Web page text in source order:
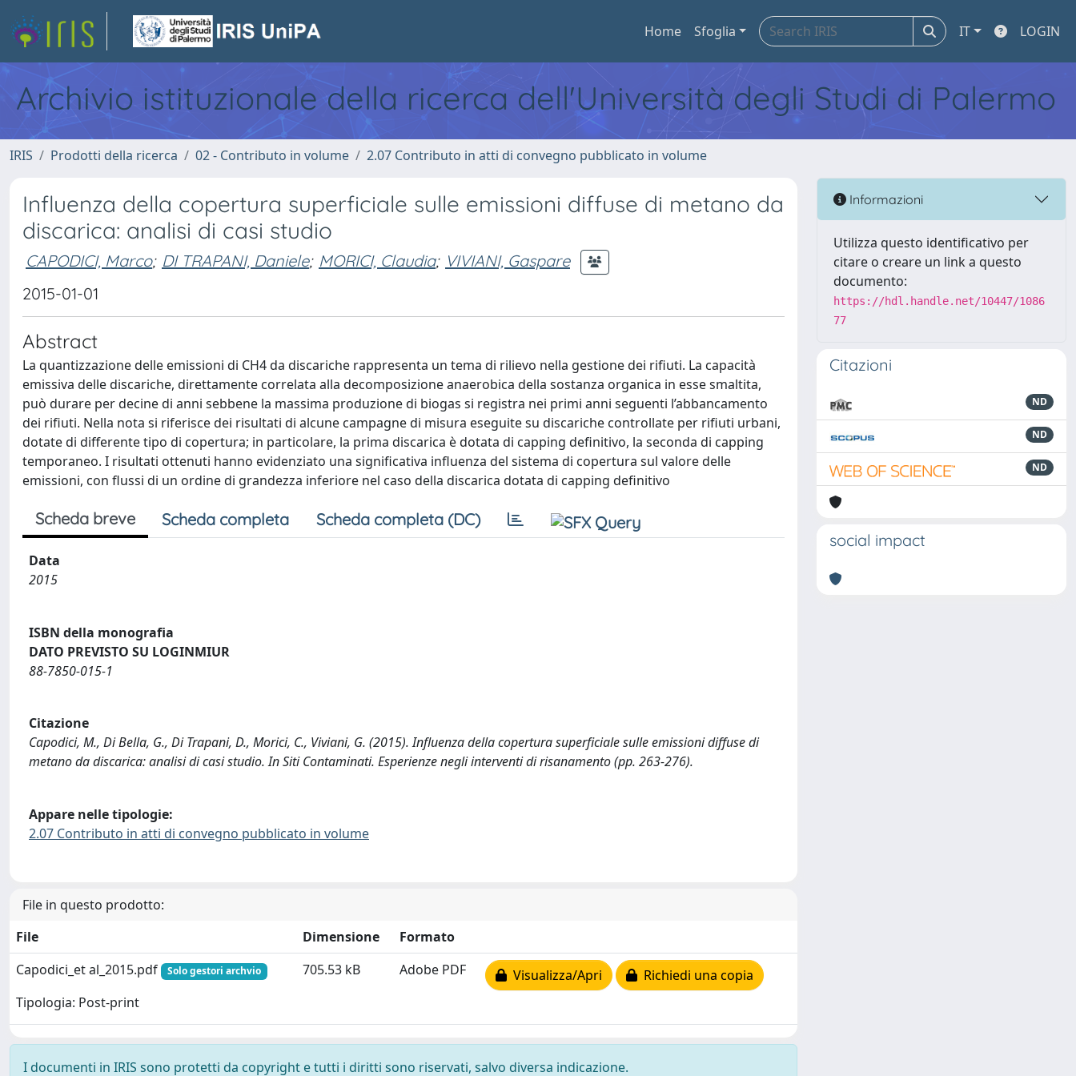
Home Sfoglia IT LOGIN
Archivio istituzionale della ricerca dell'Università degli Studi di Palermo
IRIS Prodotti della ricerca 02 - Contributo in volume 2.07 Contributo in atti di convegno pubblicato in volume
Influenza della copertura superficiale sulle emissioni diffuse di metano da
discarica: analisi di casi studio
CAPODICI, Marco; DI TRAPANI, Daniele; MORICI, Claudia; VIVIANI, Gaspare
2015-01-01
Abstract
La quantizzazione delle emissioni di CH4 da discariche rappresenta un tema di rilievo nella gestione dei rifiuti. La capacità
emissiva delle discariche, direttamente correlata alla decomposizione anaerobica della sostanza organica in esse smaltita,
può durare per decine di anni sebbene la massima produzione di biogas si registra nei primi anni seguenti l’abbancamento
dei rifiuti. Nella nota si riferisce dei risultati di alcune campagne di misura eseguite su discariche controllate per rifiuti urbani,
dotate di differente tipo di copertura; in particolare, la prima discarica è dotata di capping definitivo, la seconda di capping
temporaneo. I risultati ottenuti hanno evidenziato una significativa influenza del sistema di copertura sul valore delle
emissioni, con flussi di un ordine di grandezza inferiore nel caso della discarica dotata di capping definitivo
Scheda breve Scheda completa Scheda completa (DC)
Data
2015
ISBN della monografia
DATO PREVISTO SU LOGINMIUR
88-7850-015-1
Citazione
Capodici, M., Di Bella, G., Di Trapani, D., Morici, C., Viviani, G. (2015). Influenza della copertura superficiale sulle emissioni diffuse di
metano da discarica: analisi di casi studio. In Siti Contaminati. Esperienze negli interventi di risanamento (pp. 263-276).
Appare nelle tipologie:
2.07 Contributo in atti di convegno pubblicato in volume
File in questo prodotto:
File
Dimensione
Formato
Capodici_et al_2015.pdf
Solo gestori archvio
Tipologia: Post-print
705.53 kB Adobe PDF Visualizza/Apri Richiedi una copia
I documenti in IRIS sono protetti da copyright e tutti i diritti sono riservati, salvo diversa indicazione.
Informazioni
Utilizza questo identificativo per
citare o creare un link a questo
documento:
https://hdl.handle.net/10447/1086
77
Citazioni
ND
ND
ND
social impact